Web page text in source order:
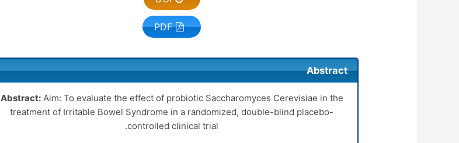
PDF
Abstract
Abstract:Aim: To evaluate the effect of probiotic Saccharomyces Cerevisiae in the
treatment of Irritable Bowel Syndrome in a randomized, double-blind placebo-
controlled clinical trial.